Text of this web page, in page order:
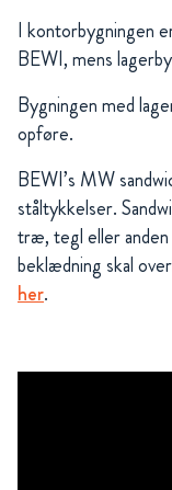
I kontorbygningen
BEWI, mens
Bygningen med
opføre.
BEWI’s MW
ståltykkelser.
træ, tegl eller
beklædning skal
her.